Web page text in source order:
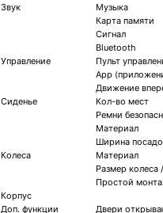
Звук
Музыка
Карта памяти
Сигнал
Bluetooth
Управление
Пульт
App
Движение
Сиденье
Кол-во мест
Ремни
Материал
Ширина
Колеса
Материал
Размер колеса
Простой
Корпус
Доп. функции
Двери